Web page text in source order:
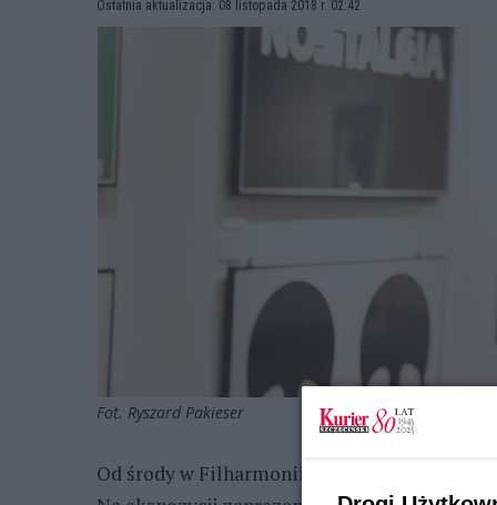
Ostatnia aktualizacja: 08 listopada 2018 r. 02:42
Fot. Ryszard Pakieser
Od środy w Filharmonii Szczecińskiej